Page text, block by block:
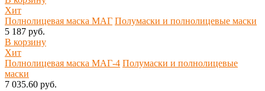
Хит
Полнолицевая маска МАГ Полумаски и полнолицевые маски
5 187 руб.
В корзину
Хит
Полнолицевая маска МАГ-4 Полумаски и полнолицевые
маски
7 035.60 руб.